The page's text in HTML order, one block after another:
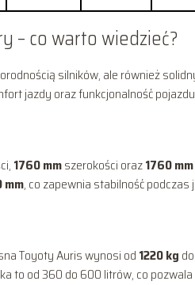
– co warto wiedzieć?
silników, ale również
jazdy oraz funkcjonalność
1760 mmszerokości oraz1760 mm
mm, co zapewnia stabilność
Toyoty Auris wynosi od 1220 kg do
to od 360 do 600 litrów, co